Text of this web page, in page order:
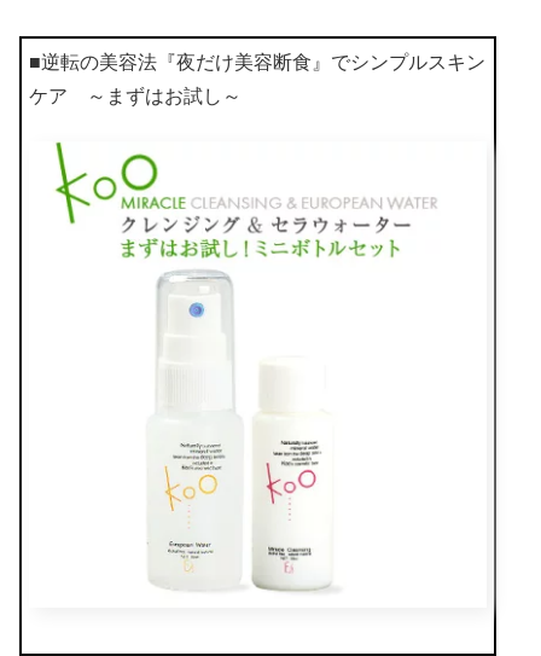
■逆転の美容法『夜だけ美容断食』でシンプルスキン
ケア ～まずはお試し～